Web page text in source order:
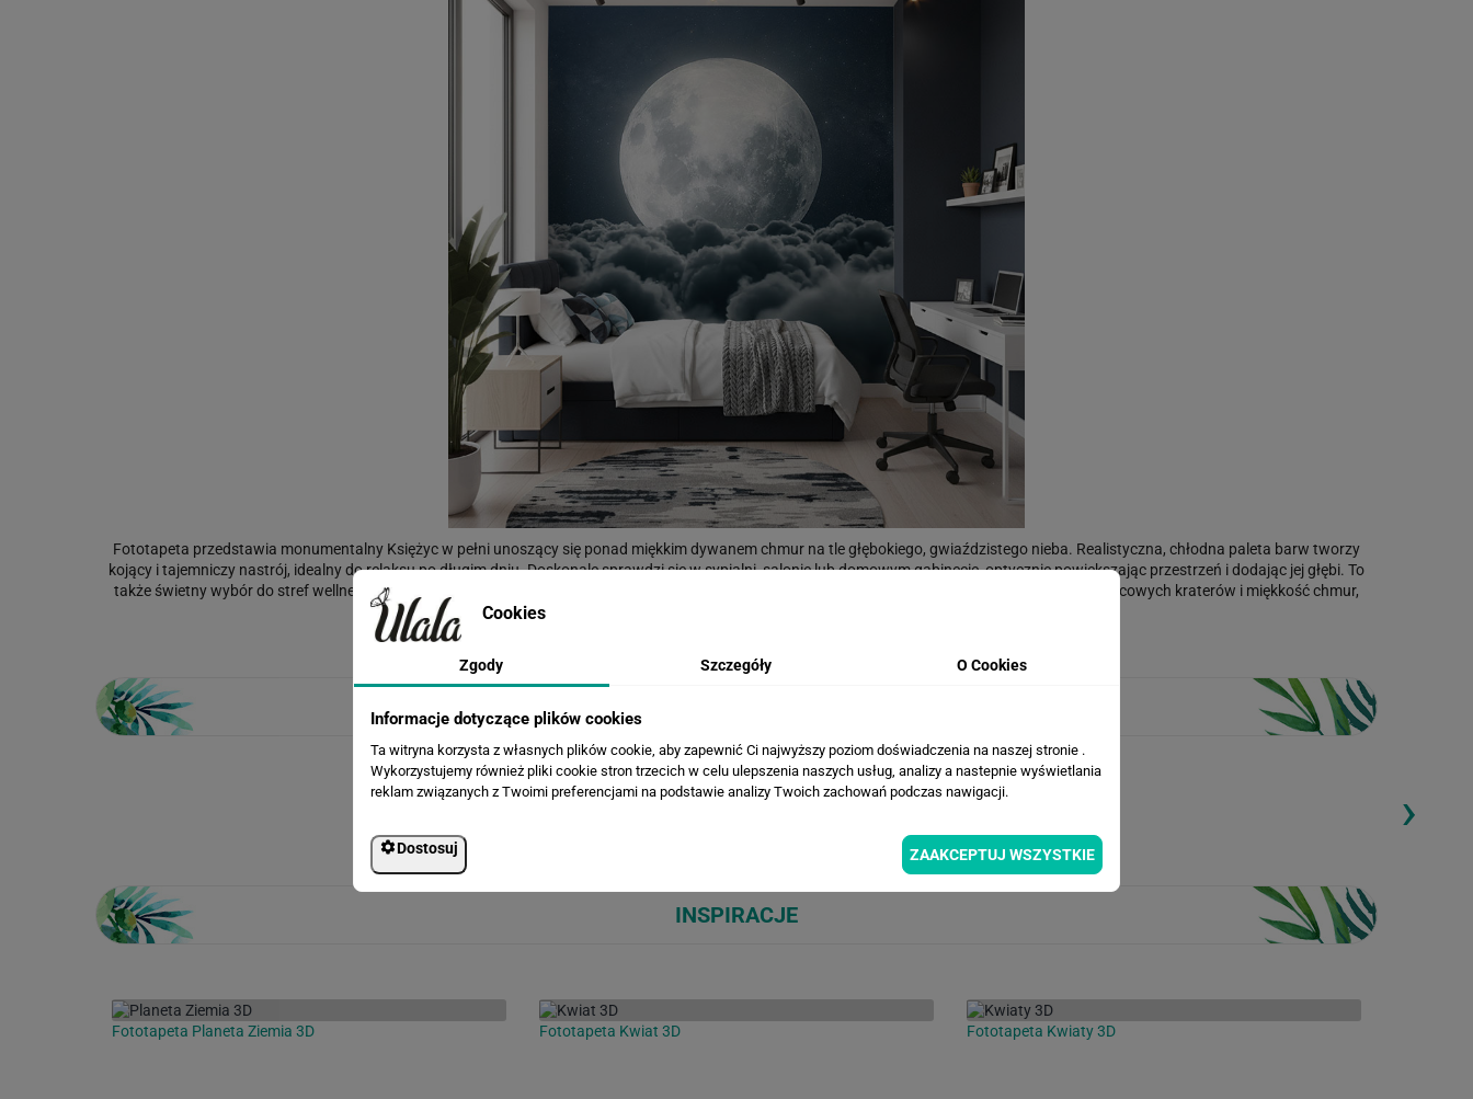
Fototapeta przedstawia monumentalny Księżyc w pełni unoszący się ponad miękkim dywanem chmur na tle głębokiego, gwiaździstego nieba. Realistyczna, chłodna paleta barw tworzy
kojący i tajemniczy nastrój, idealny do relaksu po długim dniu. Doskonale sprawdzi się w sypialni, salonie lub domowym gabinecie, optycznie powiększając przestrzeń i dodając jej głębi. To
także świetny wybór do stref wellness, recepcji oraz pokoi nastolatków o kosmicznych zainteresowaniach. Wysoka jakość druku oddaje detale księżycowych kraterów i miękkość chmur,
dzięki czemu ściana zamienia się w okno na nocne niebo.
WIZUALIZACJE PRODUKTU
Loading... Loading... Loading...
›
INSPIRACJE
Fototapeta Planeta Ziemia 3D Fototapeta Kwiat 3D Fototapeta Kwiaty 3D
Cookies
Zgody Szczegóły O Cookies
Informacje dotyczące plików cookies
Ta witryna korzysta z własnych plików cookie, aby zapewnić Ci najwyższy poziom doświadczenia na naszej stronie .
Wykorzystujemy również pliki cookie stron trzecich w celu ulepszenia naszych usług, analizy a nastepnie wyświetlania
reklam związanych z Twoimi preferencjami na podstawie analizy Twoich zachowań podczas nawigacji.
Dostosuj ZAAKCEPTUJ WSZYSTKIE